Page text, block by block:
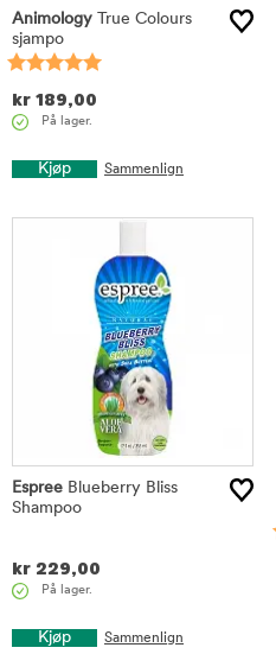
Animology True Colours
sjampo
kr 189,00
På lager.
Kjøp Sammenlign
Espree Blueberry Bliss
Shampoo
kr 229,00
På lager.
Kjøp Sammenlign